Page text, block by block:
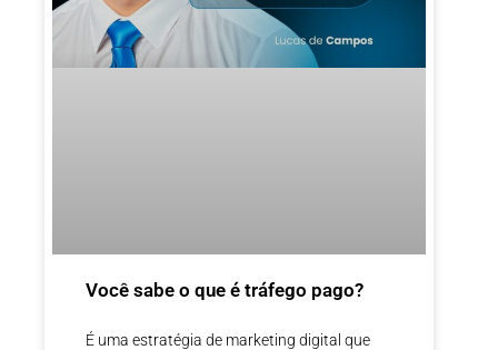
Você sabe o que é tráfego pago?
É uma estratégia de marketing digital que